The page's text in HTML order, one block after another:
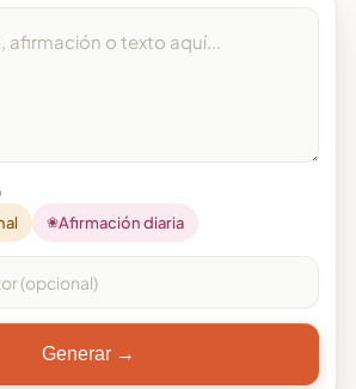
❀Afirmación diaria
Generar →